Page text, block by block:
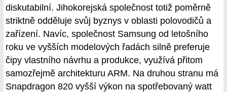
diskutabilní. Jihokorejská společnost totiž poměrně
striktně odděluje svůj byznys v oblasti polovodičů a
zařízení. Navíc, společnost Samsung od letošního
roku ve vyšších modelových řadách silně preferuje
čipy vlastního návrhu a produkce, využívá přitom
samozřejmě architekturu ARM. Na druhou stranu má
Snapdragon 820 vyšší výkon na spotřebovaný watt